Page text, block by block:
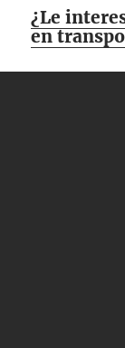
¿Le
en